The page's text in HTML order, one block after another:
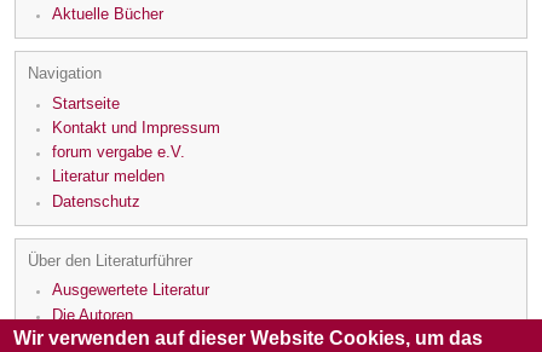
Aktuelle Bücher
Navigation
Startseite
Kontakt und Impressum
forum vergabe e.V.
Literatur melden
Datenschutz
Über den Literaturführer
Ausgewertete Literatur
Die Autoren
Die Rezensenten
Wir verwenden auf dieser Website Cookies, um das